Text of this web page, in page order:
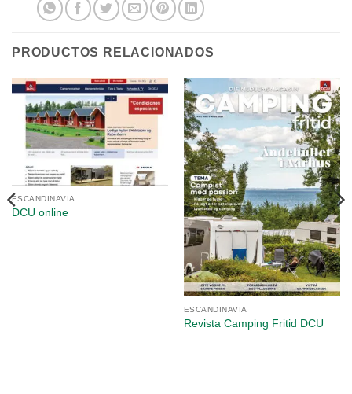
PRODUCTOS RELACIONADOS
ESCANDINAVIA
DCU online
ESCANDINAVIA
Revista Camping Fritid DCU